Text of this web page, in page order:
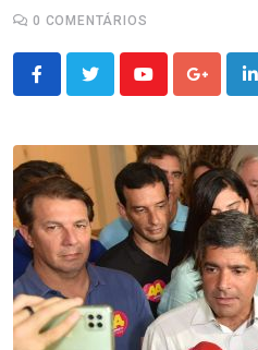
0 COMENTÁRIOS
YoutubeGoogle+